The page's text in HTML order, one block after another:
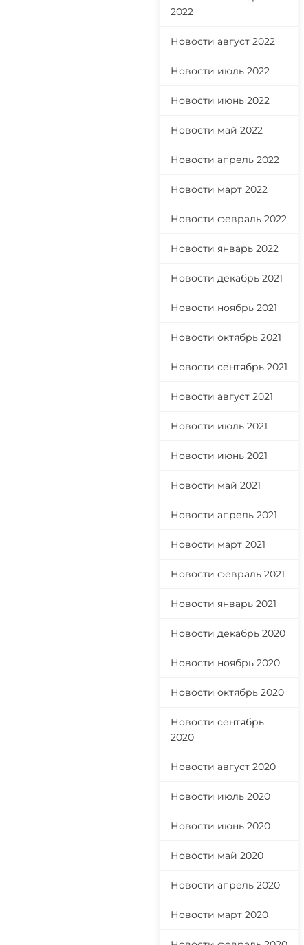
2022
Новости август 2022
Новости июль 2022
Новости июнь 2022
Новости май 2022
Новости апрель 2022
Новости март 2022
Новости февраль 2022
Новости январь 2022
Новости декабрь 2021
Новости ноябрь 2021
Новости октябрь 2021
Новости сентябрь 2021
Новости август 2021
Новости июль 2021
Новости июнь 2021
Новости май 2021
Новости апрель 2021
Новости март 2021
Новости февраль 2021
Новости январь 2021
Новости декабрь 2020
Новости ноябрь 2020
Новости октябрь 2020
Новости сентябрь
2020
Новости август 2020
Новости июль 2020
Новости июнь 2020
Новости май 2020
Новости апрель 2020
Новости март 2020